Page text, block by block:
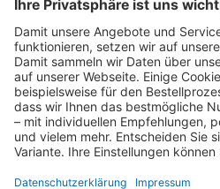
Produktsortiment
Ratgeber
Folgen Sie uns